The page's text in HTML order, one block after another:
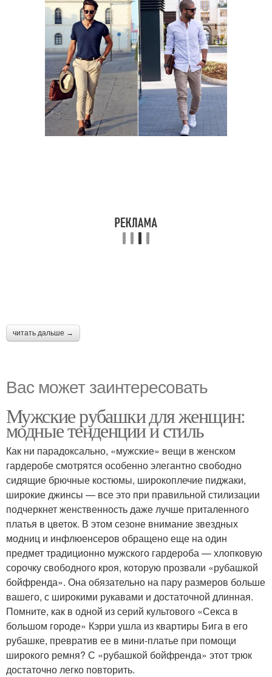
читать дальше →
Вас может заинтересовать
Мужские рубашки для женщин:
модные тенденции и стиль
Как ни парадоксально, «мужские» вещи в женском
гардеробе смотрятся особенно элегантно свободно
сидящие брючные костюмы, широкоплечие пиджаки,
широкие джинсы — все это при правильной стилизации
подчеркнет женственность даже лучше приталенного
платья в цветок. В этом сезоне внимание звездных
модниц и инфлюенсеров обращено еще на один
предмет традиционно мужского гардероба — хлопковую
сорочку свободного кроя, которую прозвали «рубашкой
бойфренда». Она обязательно на пару размеров больше
вашего, с широкими рукавами и достаточной длинная.
Помните, как в одной из серий культового «Секса в
большом городе» Кэрри ушла из квартиры Бига в его
рубашке, превратив ее в мини-платье при помощи
широкого ремня? С «рубашкой бойфренда» этот трюк
достаточно легко повторить.